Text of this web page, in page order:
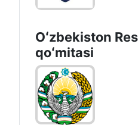
Oʻzbekiston
qoʻmitasi